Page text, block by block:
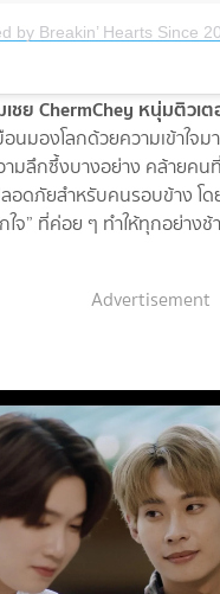
by Breakin’ Hearts Since
เชย ChermChey หนุ่มติวเ
นมองโลกด้วยความเข้าใจ
มลึกซึ้งบางอย่าง คล้ายคน
อดภัยสำหรับคนรอบข้าง โ
จ” ที่ค่อย ๆ ทำให้ทุกอย่างช้
Advertisement